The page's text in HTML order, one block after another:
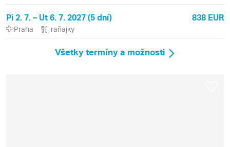
Pi 2. 7. – Ut 6. 7. 2027 (5 dní) 838 EUR
Praha raňajky
Všetky termíny a možnosti